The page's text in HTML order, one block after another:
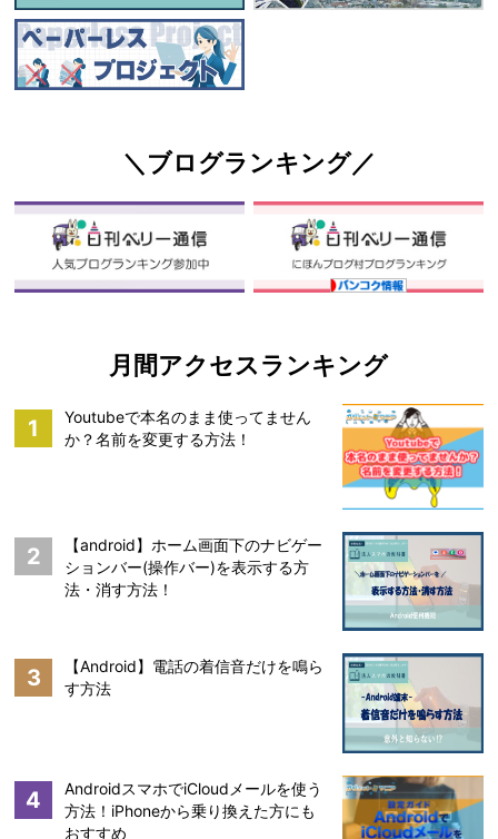
＼ブログランキング／
月間アクセスランキング
1
Youtubeで本名のまま使ってません
か？名前を変更する方法！
2
【android】ホーム画面下のナビゲー
ションバー(操作バー)を表示する方
法・消す方法！
3
【Android】電話の着信音だけを鳴ら
す方法
4
AndroidスマホでiCloudメールを使う
方法！iPhoneから乗り換えた方にも
おすすめ